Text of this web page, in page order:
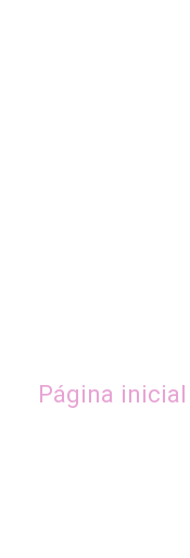
Página inicial